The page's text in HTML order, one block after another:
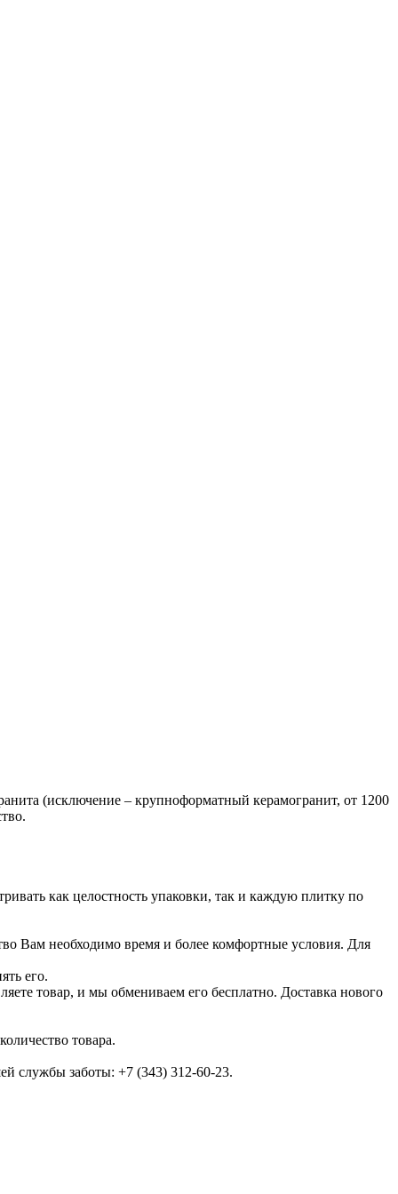
(исключение – крупноформатный керамогранит, от 1200
как целостность упаковки, так и каждую плитку по
Вам необходимо время и более комфортные условия. Для
его.
товар, и мы обмениваем его бесплатно. Доставка нового
товара.
службы заботы: +7 (343) 312-60-23.